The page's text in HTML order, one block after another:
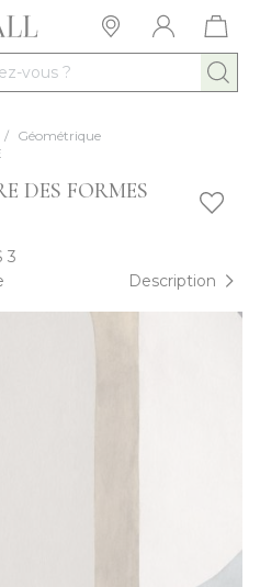
vous ?
/ Géométrique
DES FORMES
3
Description